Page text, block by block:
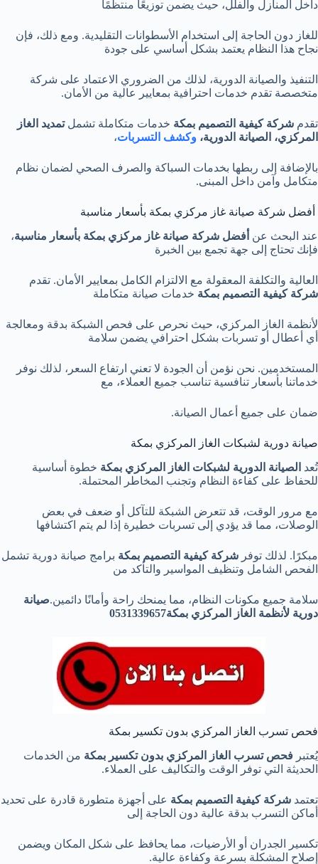
داخل المنازل والفلل، حيث يضمن توزيعًا منتظمًا
للغاز دون الحاجة إلى استخدام الأسطوانات التقليدية. ومع ذلك، فإن
نجاح هذا النظام يعتمد بشكل أساسي على جودة
التنفيذ والصيانة الدورية، لذلك من الضروري الاعتماد على شركة
متخصصة تقدم خدمات احترافية بمعايير عالية من الأمان.
تقدم شركة كيفية التصميم بمكة خدمات متكاملة تشملتمديد الغاز
المركزي، الصيانة الدورية، وكشف التسربات،
بالإضافة إلى ربطها بخدمات السباكة والصرف الصحي لضمان نظام
متكامل وآمن داخل المبنى.
أفضل شركة صيانة غاز مركزي بمكة بأسعار مناسبة
عند البحث عن أفضل شركة صيانة غاز مركزي بمكة بأسعار مناسبة،
فإنك تحتاج إلى جهة تجمع بين الخبرة
العالية والتكلفة المعقولة مع الالتزام الكامل بمعايير الأمان. تقدم
شركة كيفية التصميم بمكة خدمات صيانة متكاملة
لأنظمة الغاز المركزي، حيث نحرص على فحص الشبكة بدقة ومعالجة
أي أعطال أو تسربات بشكل احترافي يضمن سلامة
المستخدمين. نحن نؤمن أن الجودة لا تعني ارتفاع السعر، لذلك نوفر
خدماتنا بأسعار تنافسية تناسب جميع العملاء، مع
ضمان على جميع أعمال الصيانة.
صيانة دورية لشبكات الغاز المركزي بمكة
تُعد الصيانة الدورية لشبكات الغاز المركزي بمكة خطوة أساسية
للحفاظ على كفاءة النظام وتجنب المخاطر المحتملة.
مع مرور الوقت، قد تتعرض الشبكة للتآكل أو ضعف في بعض
الوصلات، مما قد يؤدي إلى تسربات خطيرة إذا لم يتم اكتشافها
مبكرًا. لذلك توفر شركة كيفية التصميم بمكة برامج صيانة دورية تشمل
الفحص الشامل وتنظيف المواسير والتأكد من
سلامة جميع مكونات النظام، مما يمنحك راحة وأمانًا دائمين.صيانة
دورية لأنظمة الغاز المركزي بمكة0531339657
فحص تسرب الغاز المركزي بدون تكسير بمكة
يُعتبر فحص تسرب الغاز المركزي بدون تكسير بمكة من الخدمات
الحديثة التي توفر الوقت والتكاليف على العملاء.
تعتمد شركة كيفية التصميم بمكة على أجهزة متطورة قادرة على تحديد
أماكن التسرب بدقة عالية دون الحاجة إلى
تكسير الجدران أو الأرضيات، مما يحافظ على شكل المكان ويضمن
إصلاح المشكلة بسرعة وكفاءة عالية.